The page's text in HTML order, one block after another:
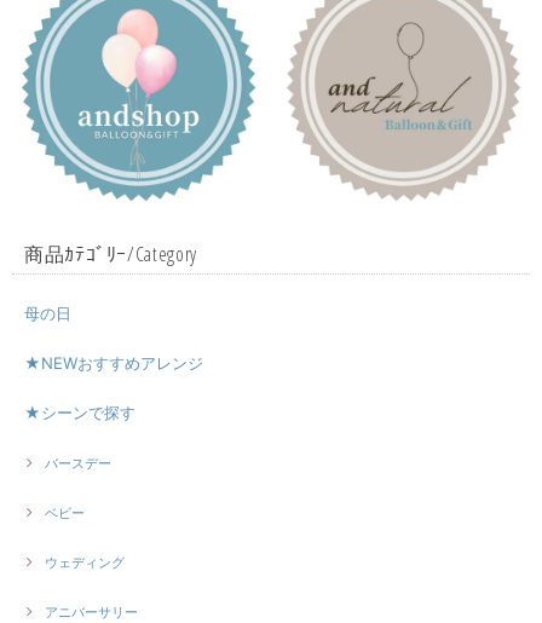
商品ｶﾃｺﾞﾘｰ/Category
母の日
★NEWおすすめアレンジ
★シーンで探す
バースデー
ベビー
ウェディング
アニバーサリー